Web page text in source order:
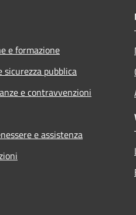
e formazione
sicurezza pubblica
e contravvenzioni
e assistenza